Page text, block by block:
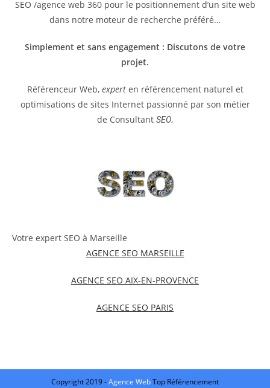
SEO /agence web 360 pour le positionnement d’un site web
dans notre moteur de recherche préféré…
Simplement et sans engagement : Discutons de votre
projet.
Référenceur Web, experten référencement naturel et
optimisations de sites Internet passionné par son métier
de Consultant SEO,
Votre expert SEO à Marseille
AGENCE SEO MARSEILLE
AGENCE SEO AIX-EN-PROVENCE
AGENCE SEO PARIS
Copyright 2019 -Agence WebTop Référencement